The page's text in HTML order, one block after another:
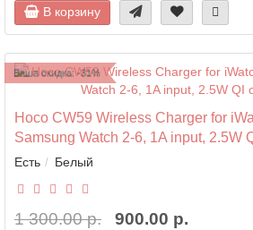
В корзину
Ваша скидка: -31%
Hoco CW59 Wireless Charger for
Samsung Watch 2-6, 1A input, 2.5W
Есть Белый
1 300.00 р. 900.00 р.